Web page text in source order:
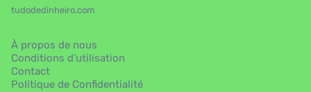
tudodedinheiro.com
À propos de nous
Conditions d’utilisation
Contact
Politique de Confidentialité